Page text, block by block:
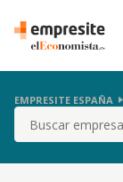
EMPRESITE ESPAÑA
Buscar